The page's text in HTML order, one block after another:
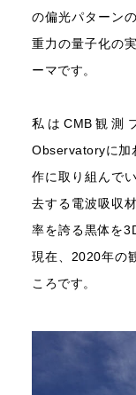
の偏光パターン
重力の量子化の
ーマです。
私はCMB観測
Observatoryに加
作に取り組んで
去する電波吸収
率を誇る黒体を
現在、2020年の
ころです。